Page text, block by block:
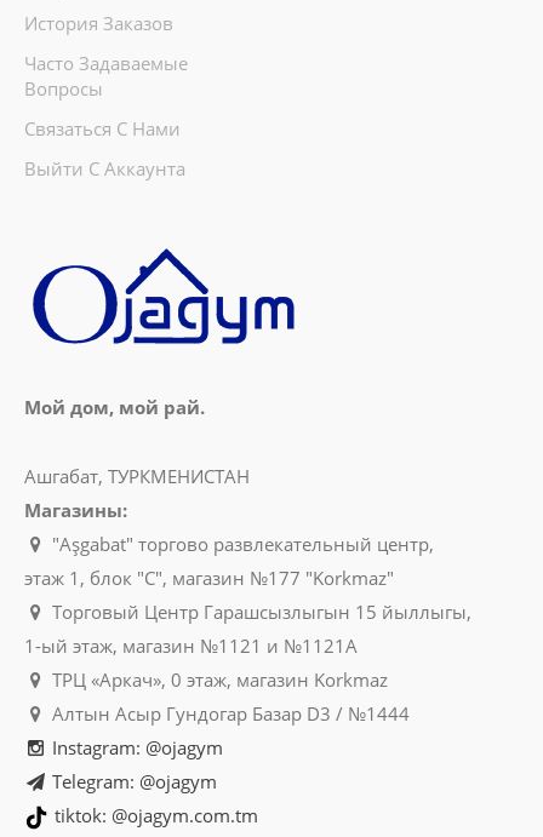
История Заказов
Часто Задаваемые
Вопросы
Связаться С Нами
Выйти С Аккаунта
Мой дом, мой рай.
Ашгабат, ТУРКМЕНИСТАН
Магазины:
"Aşgabat" торгово развлекательный центр,
этаж 1, блок "C", магазин №177 "Korkmaz"
Торговый Центр Гарашсызлыгын 15 йыллыгы,
1-ый этаж, магазин №1121 и №1121A
ТРЦ «Аркач», 0 этаж, магазин Korkmaz
Алтын Асыр Гундогар Базар D3 / №1444
Instagram: @ojagym
Telegram: @ojagym
tiktok: @ojagym.com.tm